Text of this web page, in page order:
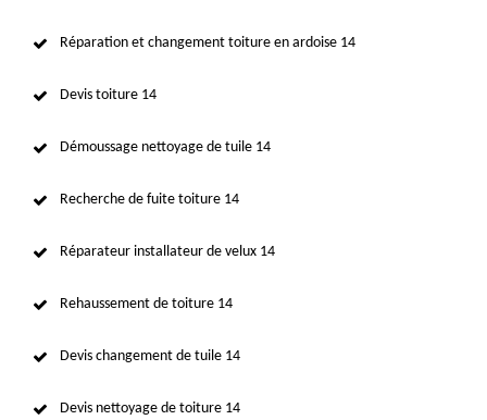
Réparation et changement toiture en ardoise 14
Devis toiture 14
Démoussage nettoyage de tuile 14
Recherche de fuite toiture 14
Réparateur installateur de velux 14
Rehaussement de toiture 14
Devis changement de tuile 14
Devis nettoyage de toiture 14